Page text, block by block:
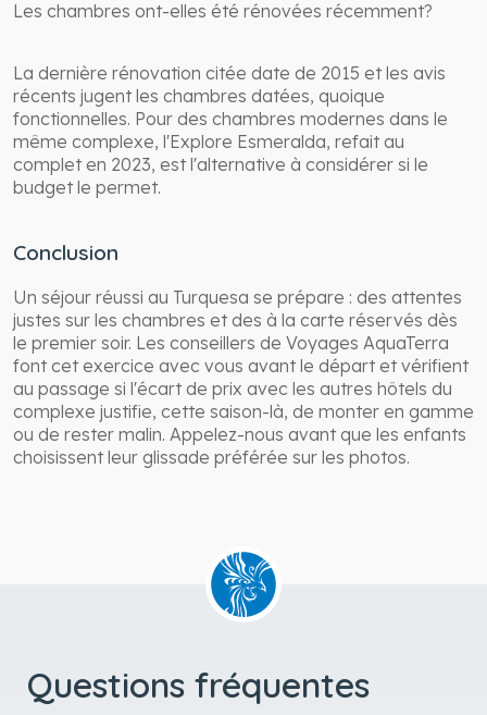
Les chambres ont-elles été rénovées récemment?
La dernière rénovation citée date de 2015 et les avis
récents jugent les chambres datées, quoique
fonctionnelles. Pour des chambres modernes dans le
même complexe, l'Explore Esmeralda, refait au
complet en 2023, est l'alternative à considérer si le
budget le permet.
Conclusion
Un séjour réussi au Turquesa se prépare : des attentes
justes sur les chambres et des à la carte réservés dès
le premier soir. Les conseillers de Voyages AquaTerra
font cet exercice avec vous avant le départ et vérifient
au passage si l'écart de prix avec les autres hôtels du
complexe justifie, cette saison-là, de monter en gamme
ou de rester malin. Appelez-nous avant que les enfants
choisissent leur glissade préférée sur les photos.
Questions fréquentes